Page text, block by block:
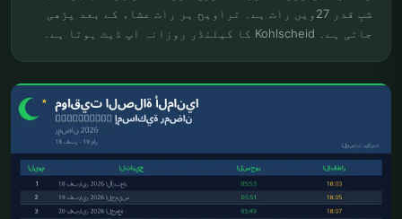
شبِ قدر 27ویں رات ہے۔ تراویح ہر رات عشاء کے بعد پڑھی
جاتی ہے۔ Kohlscheid کا کیلنڈر روزانہ اپ ڈیٹ ہوتا ہے۔